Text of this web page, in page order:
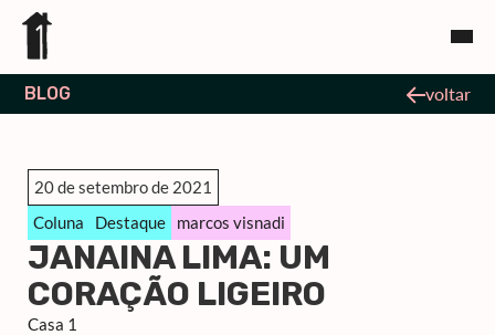
BLOG voltar
20 de setembro de 2021
Coluna
Destaque marcos visnadi
JANAINA LIMA: UM
CORAÇÃO LIGEIRO
Casa 1